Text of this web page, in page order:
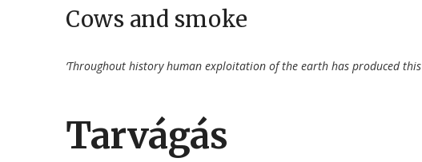
Cows and smoke
‘Throughout history human exploitation of the earth has produced
Tarvágás